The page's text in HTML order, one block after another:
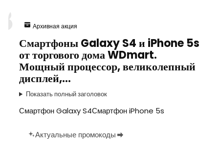
Архивная акция
Смартфоны Galaxy S4 и iPhone 5s
от торгового дома WDmart.
Мощный процессор, великолепный
дисплей,…
Показать полный заголовок
Смартфон Galaxy S4Смартфон iPhone 5s
Актуальные промокоды